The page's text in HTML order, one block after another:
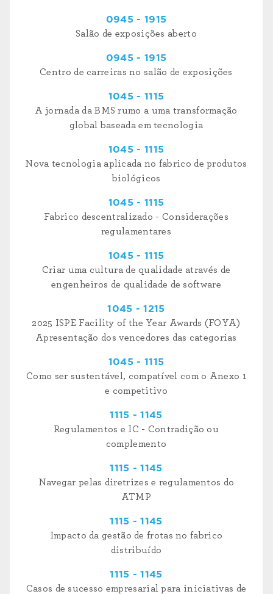
0945 - 1915
Salão de exposições aberto
0945 - 1915
Centro de carreiras no salão de exposições
1045 - 1115
A jornada da BMS rumo a uma transformação
global baseada em tecnologia
1045 - 1115
Nova tecnologia aplicada no fabrico de produtos
biológicos
1045 - 1115
Fabrico descentralizado - Considerações
regulamentares
1045 - 1115
Criar uma cultura de qualidade através de
engenheiros de qualidade de software
1045 - 1215
2025 ISPE Facility of the Year Awards (FOYA)
Apresentação dos vencedores das categorias
1045 - 1115
Como ser sustentável, compatível com o Anexo 1
e competitivo
1115 - 1145
Regulamentos e IC - Contradição ou
complemento
1115 - 1145
Navegar pelas diretrizes e regulamentos do
ATMP
1115 - 1145
Impacto da gestão de frotas no fabrico
distribuído
1115 - 1145
Casos de sucesso empresarial para iniciativas de